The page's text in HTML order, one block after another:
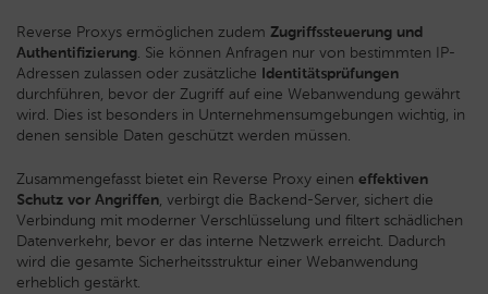
Reverse Proxys ermöglichen zudem Zugriffssteuerung und
Authentifizierung. Sie können Anfragen nur von bestimmten IP-
Adressen zulassen oder zusätzliche Identitätsprüfungen
durchführen, bevor der Zugriff auf eine Webanwendung gewährt
wird. Dies ist besonders in Unternehmensumgebungen wichtig, in
denen sensible Daten geschützt werden müssen.
Zusammengefasst bietet ein Reverse Proxy einen effektiven
Schutz vor Angriffen, verbirgt die Backend-Server, sichert die
Verbindung mit moderner Verschlüsselung und filtert schädlichen
Datenverkehr, bevor er das interne Netzwerk erreicht. Dadurch
wird die gesamte Sicherheitsstruktur einer Webanwendung
erheblich gestärkt.